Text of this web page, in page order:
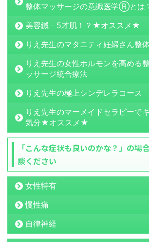
整体マッサージの意識医学Ⓡとは
美容鍼－5才肌！？★オススメ★
りえ先生のマタニティ妊婦さん整
りえ先生の女性ホルモンを高める
ッサージ統合療法
りえ先生の極上シンデレラコース
りえ先生のマーメイドセラピーで
気分★オススメ★
「こんな症状も良いのかな？」の場
談ください
女性特有
慢性痛
自律神経